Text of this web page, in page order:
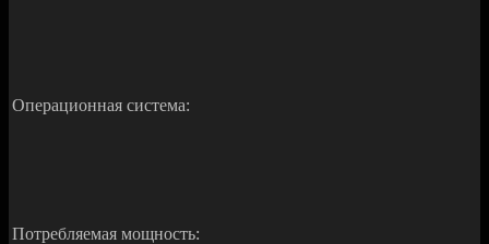
Операционная система:
Потребляемая мощность: